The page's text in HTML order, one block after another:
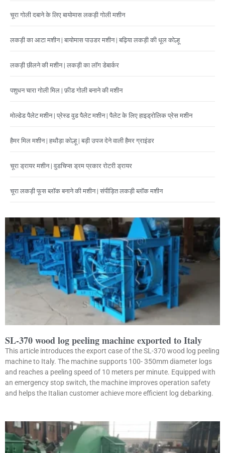
चूरा गोली दबाने के लिए बायोमास लकड़ी गोली मशीन
लकड़ी का आटा मशीन | बायोमास पाउडर मशीन | बढ़िया लकड़ी की धूल कोल्हू
लकड़ी छीलने की मशीन | लकड़ी का लॉग डेबार्कर
पशुधन चारा गोली मिल | फ़ीड गोली बनाने की मशीन
मोल्डेड पैलेट मशीन | प्रेस्ड वुड पैलेट मशीन | पैलेट के लिए हाइड्रोलिक प्रेस मशीन
हैमर मिल मशीन | हथौड़ा कोल्हू | बड़ी उपज देने वाली हैमर ग्राइंडर
चूरा ड्रायर मशीन | वुडचिप्स ड्रम प्रकार रोटरी ड्रायर
चूरा लकड़ी फूस ब्लॉक बनाने की मशीन | संपीड़ित लकड़ी ब्लॉक मशीन
SL-370 wood log peeling machine exported to Italy
This article introduces the export case of the SL-370 wood log peeling
machine to Italy. The machine supports 100- 350mm diameter logs
and reaches a peeling speed of 10 meters per minute. Equipped with
an emergency stop switch, the machine improves operation safety
and helps the Italian customer achieve more efficient log debarking.